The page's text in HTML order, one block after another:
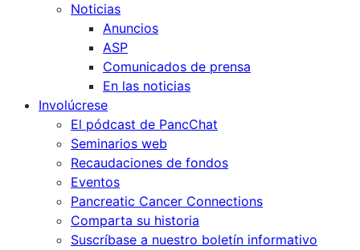
Noticias
Anuncios
ASP
Comunicados de prensa
En las noticias
Involúcrese
El pódcast de PancChat
Seminarios web
Recaudaciones de fondos
Eventos
Pancreatic Cancer Connections
Comparta su historia
Suscríbase a nuestro boletín informativo